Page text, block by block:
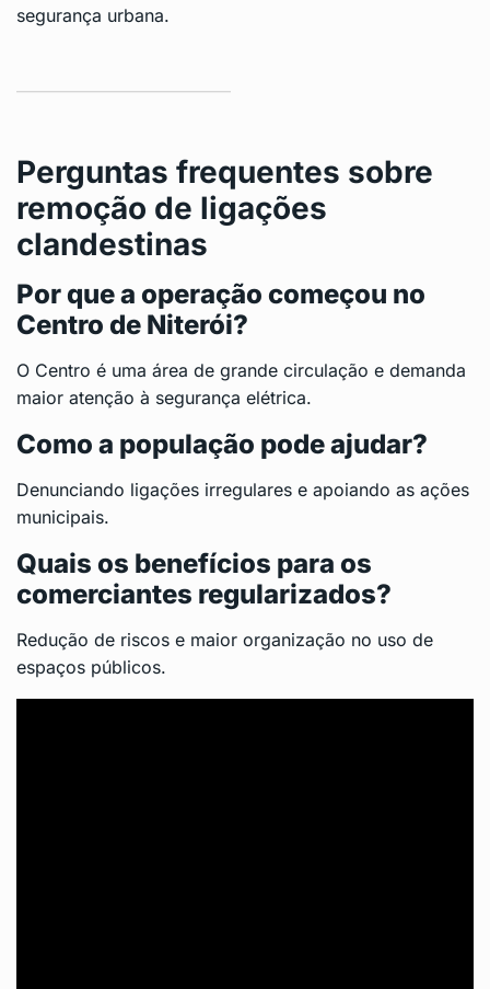
segurança urbana.
Perguntas frequentes sobre
remoção de ligações
clandestinas
Por que a operação começou no
Centro de Niterói?
O Centro é uma área de grande circulação e demanda
maior atenção à segurança elétrica.
Como a população pode ajudar?
Denunciando ligações irregulares e apoiando as ações
municipais.
Quais os benefícios para os
comerciantes regularizados?
Redução de riscos e maior organização no uso de
espaços públicos.